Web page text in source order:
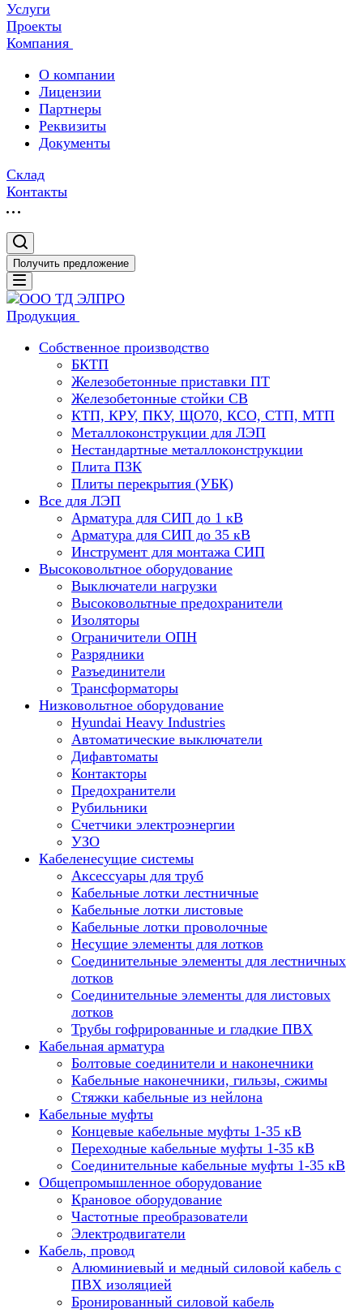
Услуги
Проекты
Компания
О компании
Лицензии
Партнеры
Реквизиты
Документы
Склад
Контакты
Получить предложение
Продукция
Собственное производство
БКТП
Железобетонные приставки ПТ
Железобетонные стойки СВ
КТП, КРУ, ПКУ, ЩО70, КСО, СТП, МТП
Металлоконструкции для ЛЭП
Нестандартные металлоконструкции
Плита ПЗК
Плиты перекрытия (УБК)
Все для ЛЭП
Арматура для СИП до 1 кВ
Арматура для СИП до 35 кВ
Инструмент для монтажа СИП
Высоковольтное оборудование
Выключатели нагрузки
Высоковольтные предохранители
Изоляторы
Ограничители ОПН
Разрядники
Разъединители
Трансформаторы
Низковольтное оборудование
Hyundai Heavy Industries
Автоматические выключатели
Дифавтоматы
Контакторы
Предохранители
Рубильники
Счетчики электроэнергии
УЗО
Кабеленесущие системы
Аксессуары для труб
Кабельные лотки лестничные
Кабельные лотки листовые
Кабельные лотки проволочные
Несущие элементы для лотков
Соединительные элементы для лестничных
лотков
Соединительные элементы для листовых
лотков
Трубы гофрированные и гладкие ПВХ
Кабельная арматура
Болтовые соединители и наконечники
Кабельные наконечники, гильзы, сжимы
Стяжки кабельные из нейлона
Кабельные муфты
Концевые кабельные муфты 1-35 кВ
Переходные кабельные муфты 1-35 кВ
Соединительные кабельные муфты 1-35 кВ
Общепромышленное оборудование
Крановое оборудование
Частотные преобразователи
Электродвигатели
Кабель, провод
Алюминиевый и медный силовой кабель с
ПВХ изоляцией
Бронированный силовой кабель